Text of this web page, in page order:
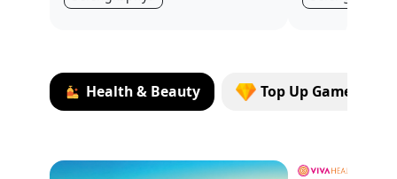
Health & Beauty Top Up Games